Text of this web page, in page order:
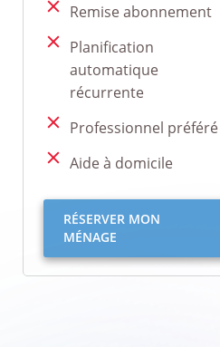
Remise abonnement
Planification
automatique
récurrente
Professionnel préféré
Aide à domicile
RÉSERVER MON
MÉNAGE